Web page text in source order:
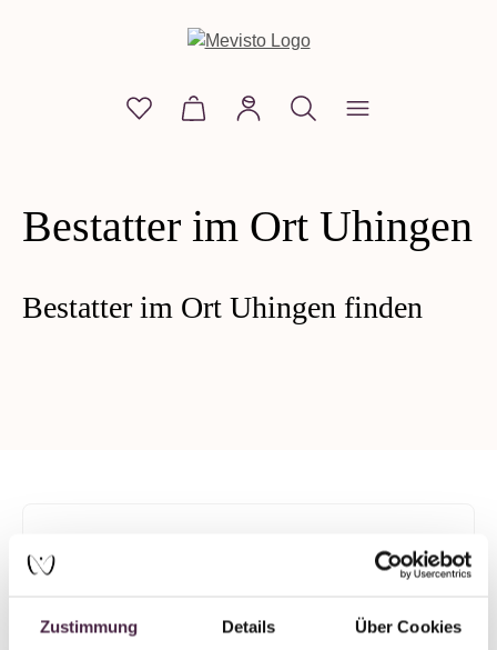
Zustimmung Details Über Cookies
Du hast 0 Produkte auf dem Merkzettel
Warenkorb enthält 0 Positionen.
Bestatter im Ort Uhingen
Bestatter im Ort Uhingen finden